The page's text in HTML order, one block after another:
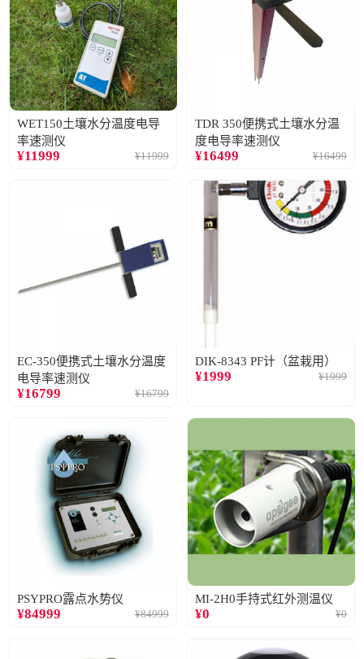
WET150土壤水分温度电导
率速测仪
¥11999 ¥11999
TDR 350便携式土壤水分温
度电导率速测仪
¥16499 ¥16499
EC-350便携式土壤水分温度
电导率速测仪
¥16799 ¥16799
DIK-8343 PF计（盆栽用）
¥1999 ¥1999
PSYPRO露点水势仪
¥84999 ¥84999
MI-2H0手持式红外测温仪
¥0 ¥0